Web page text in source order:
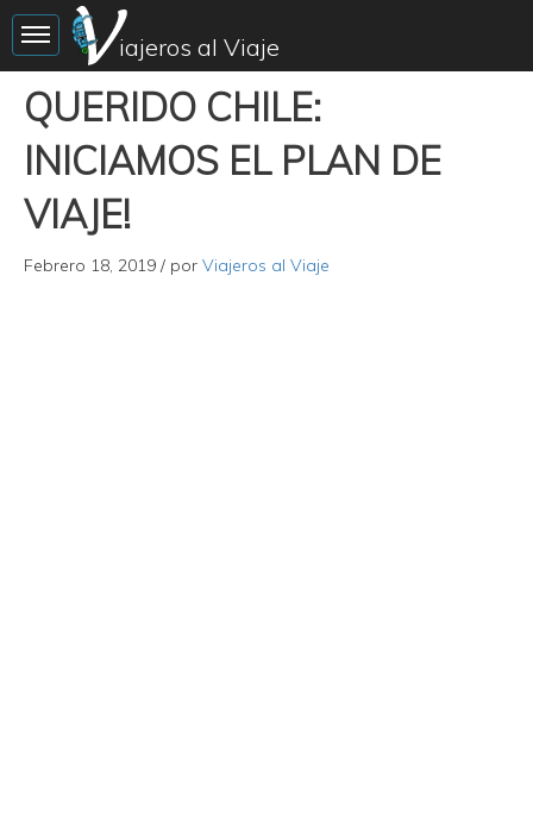
Toggle sidebar
iajeros al Viaje
QUERIDO CHILE:
INICIAMOS EL PLAN DE
VIAJE!
Febrero 18, 2019 / por Viajeros al Viaje